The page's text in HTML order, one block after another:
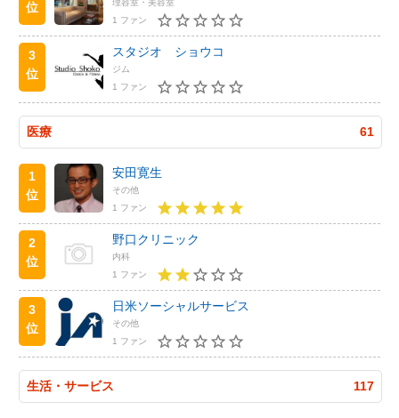
位
1 ファン
3
位
スタジオ ショウコ
ジム
1 ファン
医療 61
1
位
安田寛生
その他
1 ファン
2
位
野口クリニック
内科
1 ファン
3
位
日米ソーシャルサービス
その他
1 ファン
生活・サービス 117